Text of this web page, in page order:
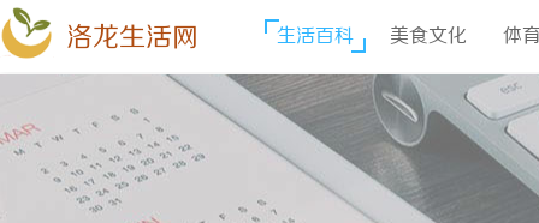
洛龙生活网 生活百科 美食文化 体